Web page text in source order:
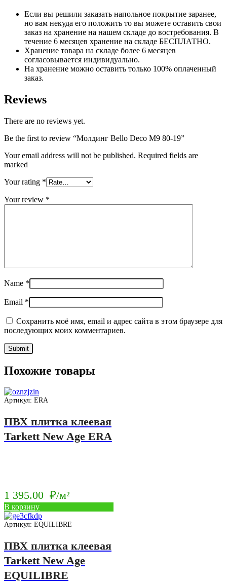
Если вы решили заказать напольное покрытие заранее,
но вам некуда его положить то вы можете оставить свои
заказ на хранение на нашем складе до востребования. В
течение 6 месяцев хранение на складе БЕСПЛАТНО.
Хранение товара на складе более 6 месяцев
согласовывается индивидуально.
На хранение можно оставить только 100% оплаченный
заказ.
Reviews
There are no reviews yet.
Be the first to review “Молдинг Bello Deco М9 80-19”
Your email address will not be published. Required fields are
marked
Your rating *
Your review *
Name *
Email *
Сохранить моё имя, email и адрес сайта в этом браузере для
последующих моих комментариев.
Похожие товары
Артикул: ERA
ПВХ плитка клеевая
Tarkett New Age ERA
1 395.00 ₽/м²
В корзину
Артикул: EQUILIBRE
ПВХ плитка клеевая
Tarkett New Age
EQUILIBRE